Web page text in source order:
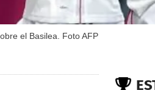
el Basilea. Foto AFP